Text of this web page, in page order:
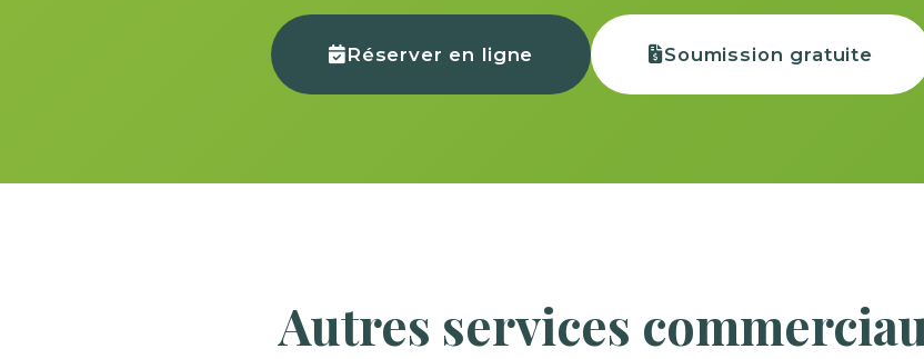
Réserver en ligne Soumission gratuite
Autres services